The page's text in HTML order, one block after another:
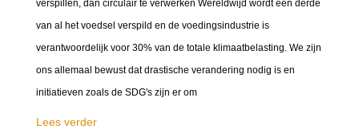
verspillen, dan circulair te verwerken Wereldwijd wordt een derde
van al het voedsel verspild en de voedingsindustrie is
verantwoordelijk voor 30% van de totale klimaatbelasting. We zijn
ons allemaal bewust dat drastische verandering nodig is en
initiatieven zoals de SDG's zijn er om
Lees verder